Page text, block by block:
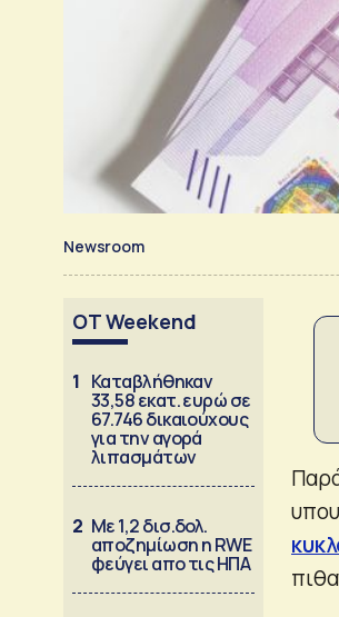
Newsroom
OT Weekend
1 Καταβλήθηκαν
33,58 εκατ. ευρώ σε
67.746 δικαιούχους
για την αγορά
λιπασμάτων
2 Με 1,2 δισ.δολ.
αποζημίωση η RWE
φεύγει απο τις ΗΠΑ